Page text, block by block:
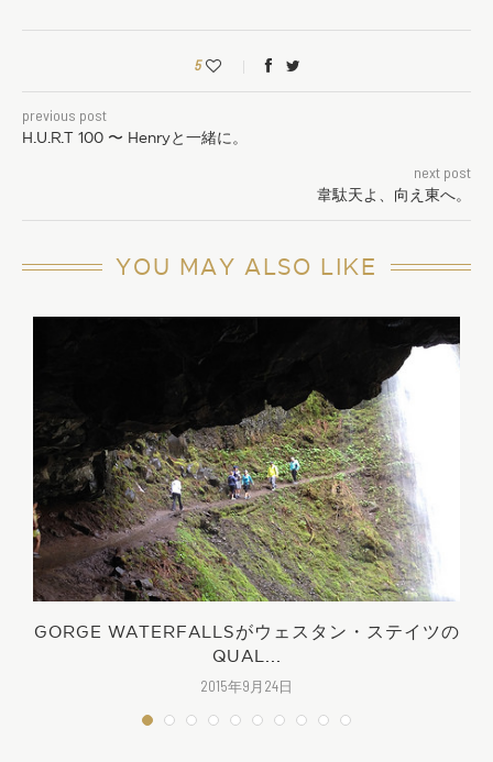
5
previous post
H.U.R.T 100 〜 Henryと一緒に。
next post
韋駄天よ、向え東へ。
YOU MAY ALSO LIKE
GORGE WATERFALLSがウェスタン・ステイツの
QUAL...
2015年9月24日